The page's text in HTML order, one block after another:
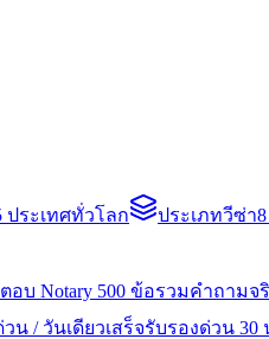
ประเทศทั่วโลก ประเภทวีซ่า
อบ Notary 500 ข้อรวมคำถามจ
วน / วันเดียวเสร็จรับรองด่วน 30